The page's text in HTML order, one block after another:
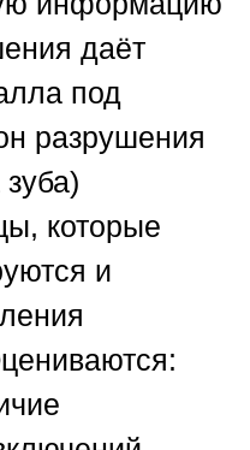
даёт
под
разрушения
которые
и